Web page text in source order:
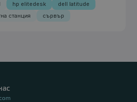
hp elitedesk
dell latitude
станция сървър